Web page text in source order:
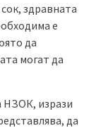
здравната
е
да
могат да
НЗОК, изрази
да